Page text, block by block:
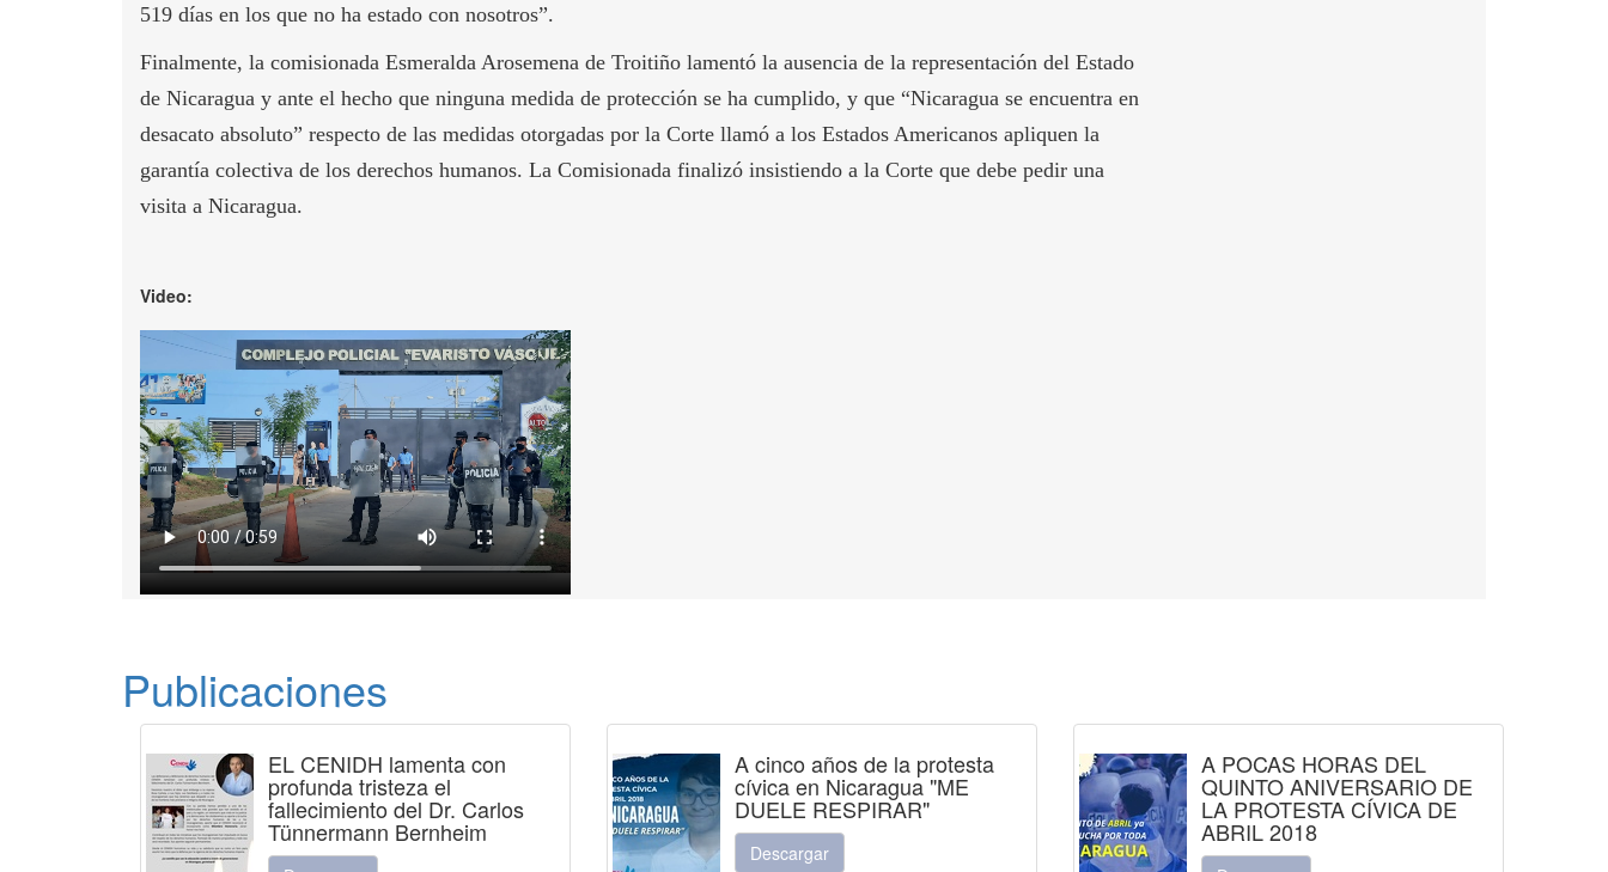
519 días en los que no ha estado con nosotros”.
Finalmente, la comisionada Esmeralda Arosemena de Troitiño lamentó la ausencia de la representación del Estado
de Nicaragua y ante el hecho que ninguna medida de protección se ha cumplido, y que “Nicaragua se encuentra en
desacato absoluto” respecto de las medidas otorgadas por la Corte llamó a los Estados Americanos apliquen la
garantía colectiva de los derechos humanos. La Comisionada finalizó insistiendo a la Corte que debe pedir una
visita a Nicaragua.
Video:
Publicaciones
EL CENIDH lamenta con
profunda tristeza el
fallecimiento del Dr. Carlos
Tünnermann Bernheim
A cinco años de la protesta
cívica en Nicaragua "ME
DUELE RESPIRAR"
Descargar
A POCAS HORAS DEL
QUINTO ANIVERSARIO DE
LA PROTESTA CÍVICA DE
ABRIL 2018